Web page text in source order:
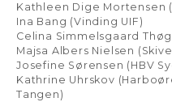
Kathleen Dige Mortensen
Ina Bang (Vinding UIF)
Celina Simmelsgaard
Majsa Albers Nielsen
Josefine Sørensen (HBV
Kathrine Uhrskov
Tangen)